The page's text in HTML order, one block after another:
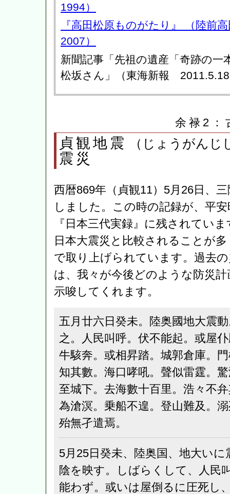
1994）
『高田松原ものがたり』 （陸前
2007）
新聞記事「先祖の遺産「奇跡の
松坂さん」（東海新報
余禄2：
貞観地震 （じょうがんじ
震災
西暦869年（貞観11）5月26日、
しました。この時の記録が、平
『日本三代実録』に残されてい
日本大震災と比較されることが
で取り上げられています。過去
は、我々が今後どのような防災
示唆してくれます。
五月廿六日癸未。陸奥國地大震
之。人民叫呼。伏不能起。或屋
牛駭奔。或相昇踏。城郭倉庫。
知其數。海口哮吼。聲似雷霆。
至城下。去海數十百里。浩々不
為滄溟。乗船不遑。登山難及。
殆無孑遣焉。
5月25日癸未、陸奥国、地大い
陰を映す。しばらくして、人民
能わず。或いは屋倒るに圧死し